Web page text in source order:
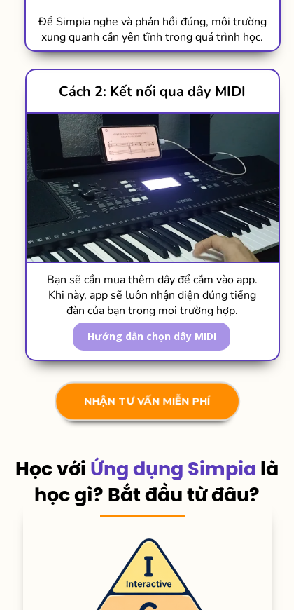
Cách 2: Kết nối qua dây MIDI
Bạn sẽ cần mua thêm dây để cắm vào app.
Khi này, app sẽ luôn nhận diện đúng tiếng
đàn của bạn trong mọi trường hợp.
Để Simpia nghe và phản hồi đúng, môi trường
xung quanh cần yên tĩnh trong quá trình học.
Hướng dẫn chọn dây MIDI
NHẬN TƯ VẤN MIỄN PHÍ
Học với Ứng dụng Simpia là
học gì? Bắt đầu từ đâu?